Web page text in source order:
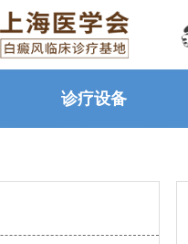
诊疗设备